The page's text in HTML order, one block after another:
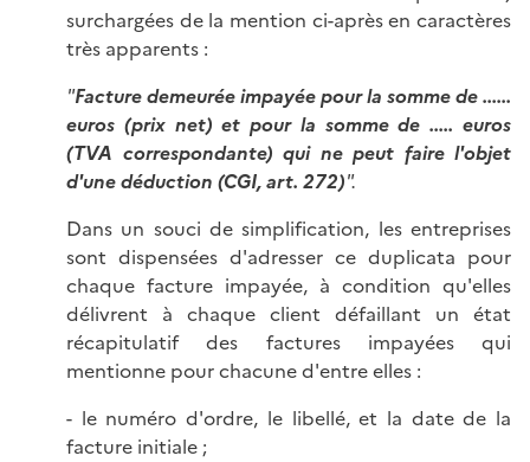
surchargées de la mention ci-après en caractères
très apparents :
"Facture demeurée impayée pour la somme de ......
euros (prix net) et pour la somme de ..... euros
(TVA correspondante) qui ne peut faire l'objet
d'une déduction (CGI, art. 272)".
Dans un souci de simplification, les entreprises
sont dispensées d'adresser ce duplicata pour
chaque facture impayée, à condition qu'elles
délivrent à chaque client défaillant un état
récapitulatif des factures impayées qui
mentionne pour chacune d'entre elles :
- le numéro d'ordre, le libellé, et la date de la
facture initiale ;